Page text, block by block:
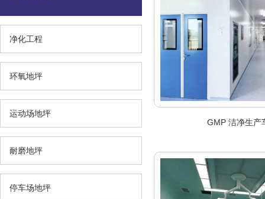
净化工程
环氧地坪
运动场地坪
耐磨地坪
停车场地坪
GMP 洁净生产